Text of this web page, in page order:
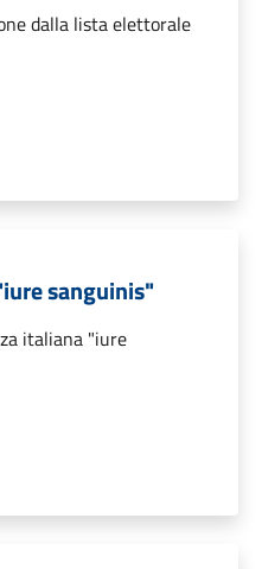
dalla lista elettorale
sanguinis"
italiana "iure